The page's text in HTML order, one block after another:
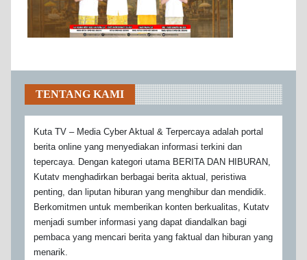
TENTANG KAMI
Kuta TV – Media Cyber Aktual & Terpercaya adalah portal
berita online yang menyediakan informasi terkini dan
tepercaya. Dengan kategori utama BERITA DAN HIBURAN,
Kutatv menghadirkan berbagai berita aktual, peristiwa
penting, dan liputan hiburan yang menghibur dan mendidik.
Berkomitmen untuk memberikan konten berkualitas, Kutatv
menjadi sumber informasi yang dapat diandalkan bagi
pembaca yang mencari berita yang faktual dan hiburan yang
menarik.